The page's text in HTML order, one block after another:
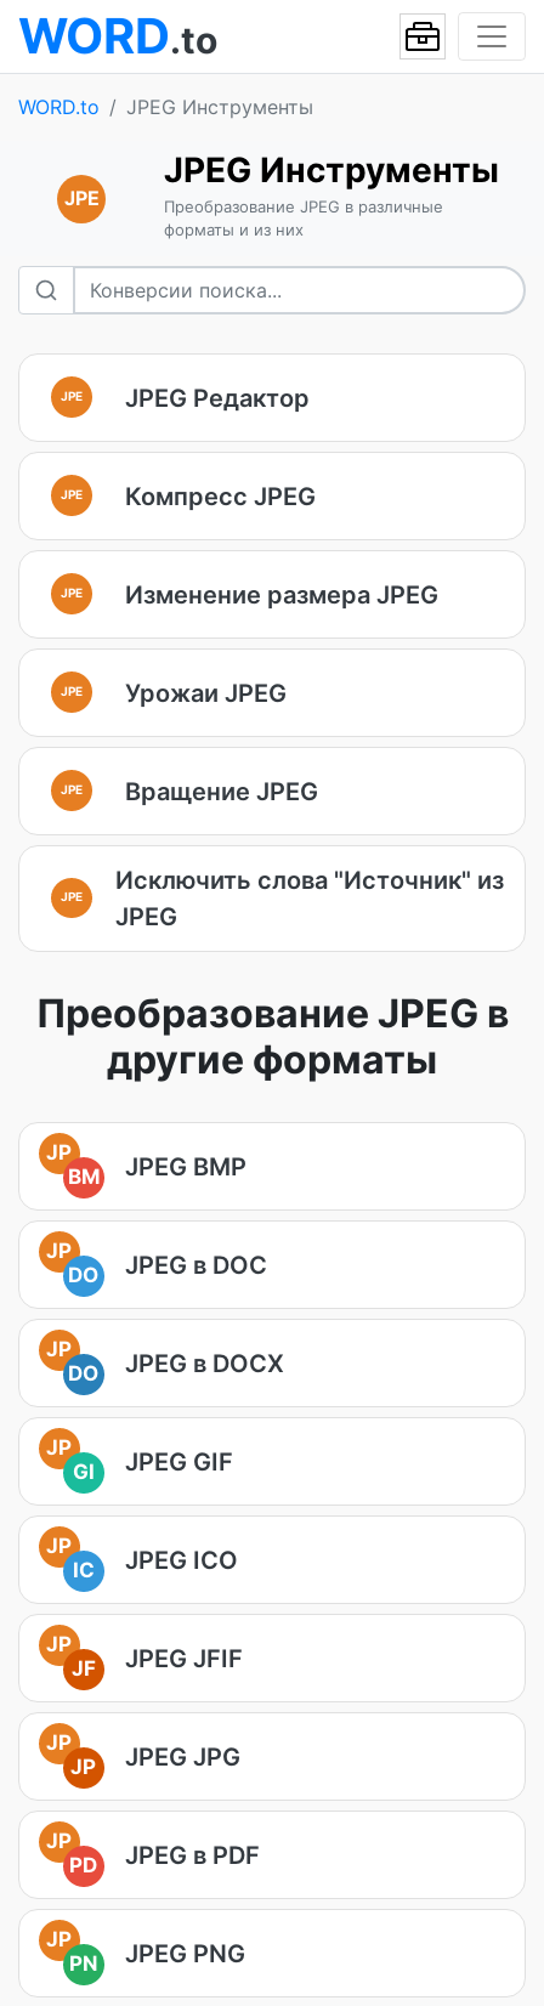
WORD.to
WORD.to JPEG Инструменты
JPE
JPEG Инструменты
Преобразование JPEG в различные
форматы и из них
JPE JPEG Редактор
JPE Компресс JPEG
JPE Изменение размера JPEG
JPE Урожаи JPEG
JPE Вращение JPEG
JPE
Исключить слова "Источник" из
JPEG
Преобразование JPEG в
другие форматы
JP
BM
JPEG BMP
JP
DO
JPEG в DOC
JP
DO
JPEG в DOCX
JP
GI
JPEG GIF
JP
IC
JPEG ICO
JP
JF
JPEG JFIF
JP
JP
JPEG JPG
JP
PD
JPEG в PDF
JP
PN
JPEG PNG